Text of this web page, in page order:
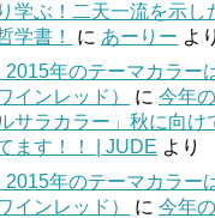
学ぶ！二天一流を示し
学書！
に あーりー より
2015年のテーマカラー
インレッド）
に 今年
サラカラー」秋に向け
ます！！ | JUDE より
2015年のテーマカラー
インレッド）
に 今年